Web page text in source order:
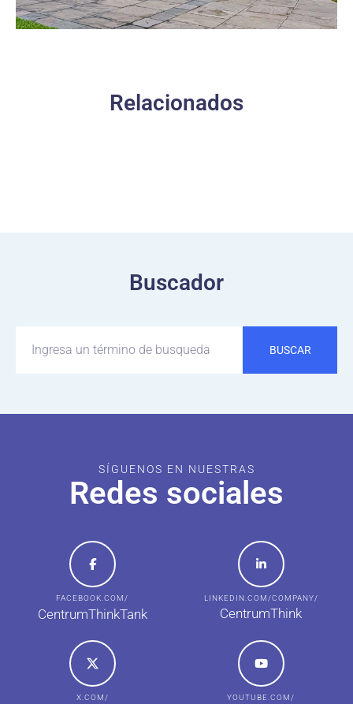
Relacionados
Buscador
BUSCAR
SÍGUENOS EN NUESTRAS
Redes sociales
FACEBOOK.COM/
CentrumThinkTank
LINKEDIN.COM/COMPANY/
CentrumThink
X.COM/ YOUTUBE.COM/